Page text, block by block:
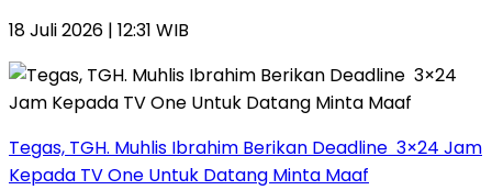
18 Juli 2026 | 12:31 WIB
Tegas, TGH. Muhlis Ibrahim Berikan Deadline 3×24 Jam
Kepada TV One Untuk Datang Minta Maaf